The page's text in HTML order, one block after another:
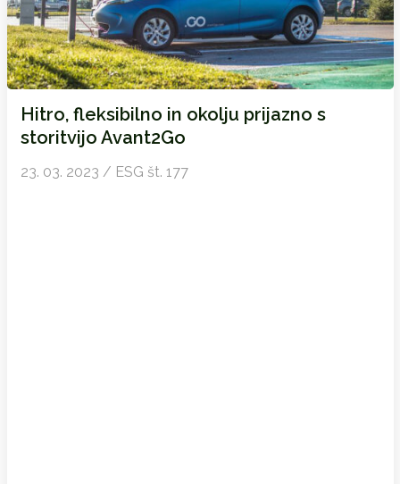
Hitro, fleksibilno in okolju prijazno s
storitvijo Avant2Go
23. 03. 2023 / ESG št. 177